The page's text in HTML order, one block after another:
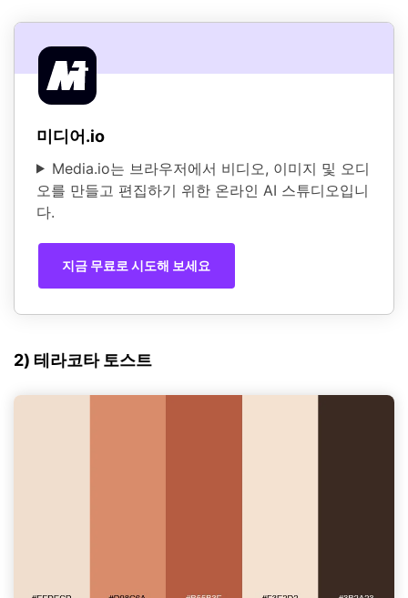
미디어.io
Media.io는 브라우저에서 비디오, 이미지 및 오디
오를 만들고 편집하기 위한 온라인 AI 스튜디오입니
다.
지금 무료로 시도해 보세요
2) 테라코타 토스트